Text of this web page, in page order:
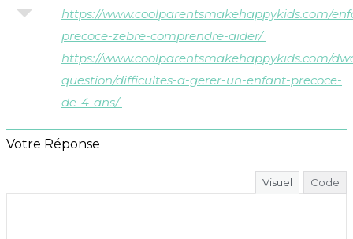
https://www.coolparentsmakehappykids.com/
precoce-zebre-comprendre-aider/
https://www.coolparentsmakehappykids.com/
question/difficultes-a-gerer-un-enfant-precoce-
de-4-ans/
Votre Réponse
Visuel Code